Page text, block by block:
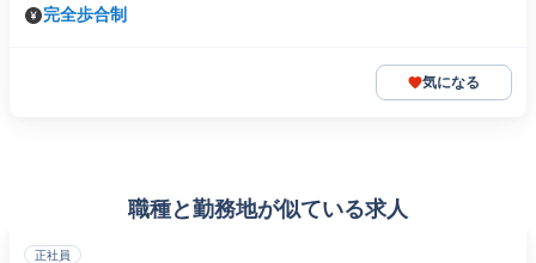
完全歩合制
気になる
職種と勤務地が似ている求人
正社員